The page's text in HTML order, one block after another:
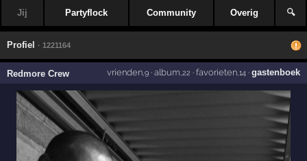
Jij Partyflock Community Overig 🔍
Profiel · 1221164
Redmore Crew vrienden,9· album ,22 · favorieten,14· gastenboek